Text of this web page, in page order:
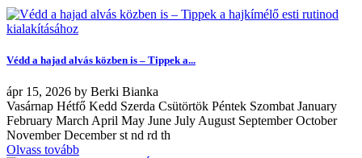
Védd a hajad alvás közben is – Tippek a...
ápr 15, 2026 by Berki Bianka
Vasárnap Hétfő Kedd Szerda Csütörtök Péntek Szombat January
February March April May June July August September October
November December st nd rd th
Olvass tovább